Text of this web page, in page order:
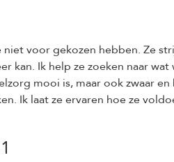
voor gekozen hebben. Ze
kan. Ik help ze zoeken naar
mooi is, maar ook zwaar
Ik laat ze ervaren hoe ze